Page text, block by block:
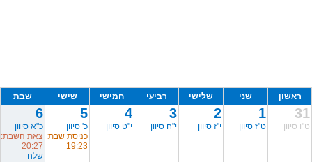
ראשון שני שלישי רביעי חמישי שישי שבת
31
ט"ו סיוון
1
ט"ז סיוון
2
י"ז סיוון
3
י"ח סיוון
4
י"ט סיוון
5
כ' סיוון
כניסת שבת:
19:23
6
כ"א סיוון
צאת השבת:
20:27
שלח